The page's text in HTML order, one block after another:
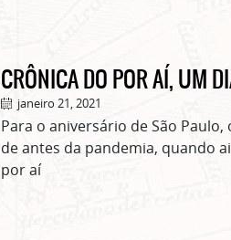
CRÔNICA DO POR AÍ, UM
janeiro 21, 2021
Para o aniversário de São
de antes da pandemia, quando
por aí